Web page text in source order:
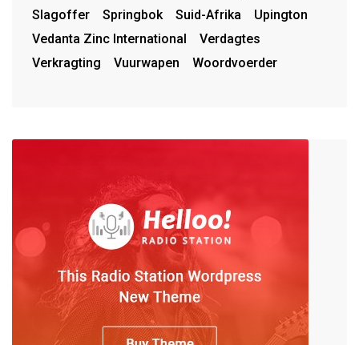
Slagoffer
Springbok Suid-Afrika
Upington
Vedanta Zinc International
Verdagtes
Verkragting
Vuurwapen Woordvoerder